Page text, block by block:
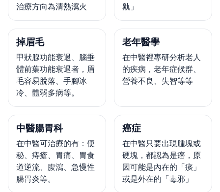
治療方向為清熱瀉火
鼽」
掉眉毛
甲狀腺功能衰退、腦垂
體前葉功能衰退者，眉
毛容易脫落、手腳冰
冷、體弱多病等。
老年醫學
在中醫裡專研分析老人
的疾病，老年症候群、
營養不良、失智等等
中醫腸胃科
在中醫可治療的有：便
秘、痔瘡、胃痛、胃食
道逆流、腹瀉、急慢性
腸胃炎等。
癌症
在中醫只要出現腫塊或
硬塊，都認為是癌，原
因可能是內在的「痰」
或是外在的「毒邪」